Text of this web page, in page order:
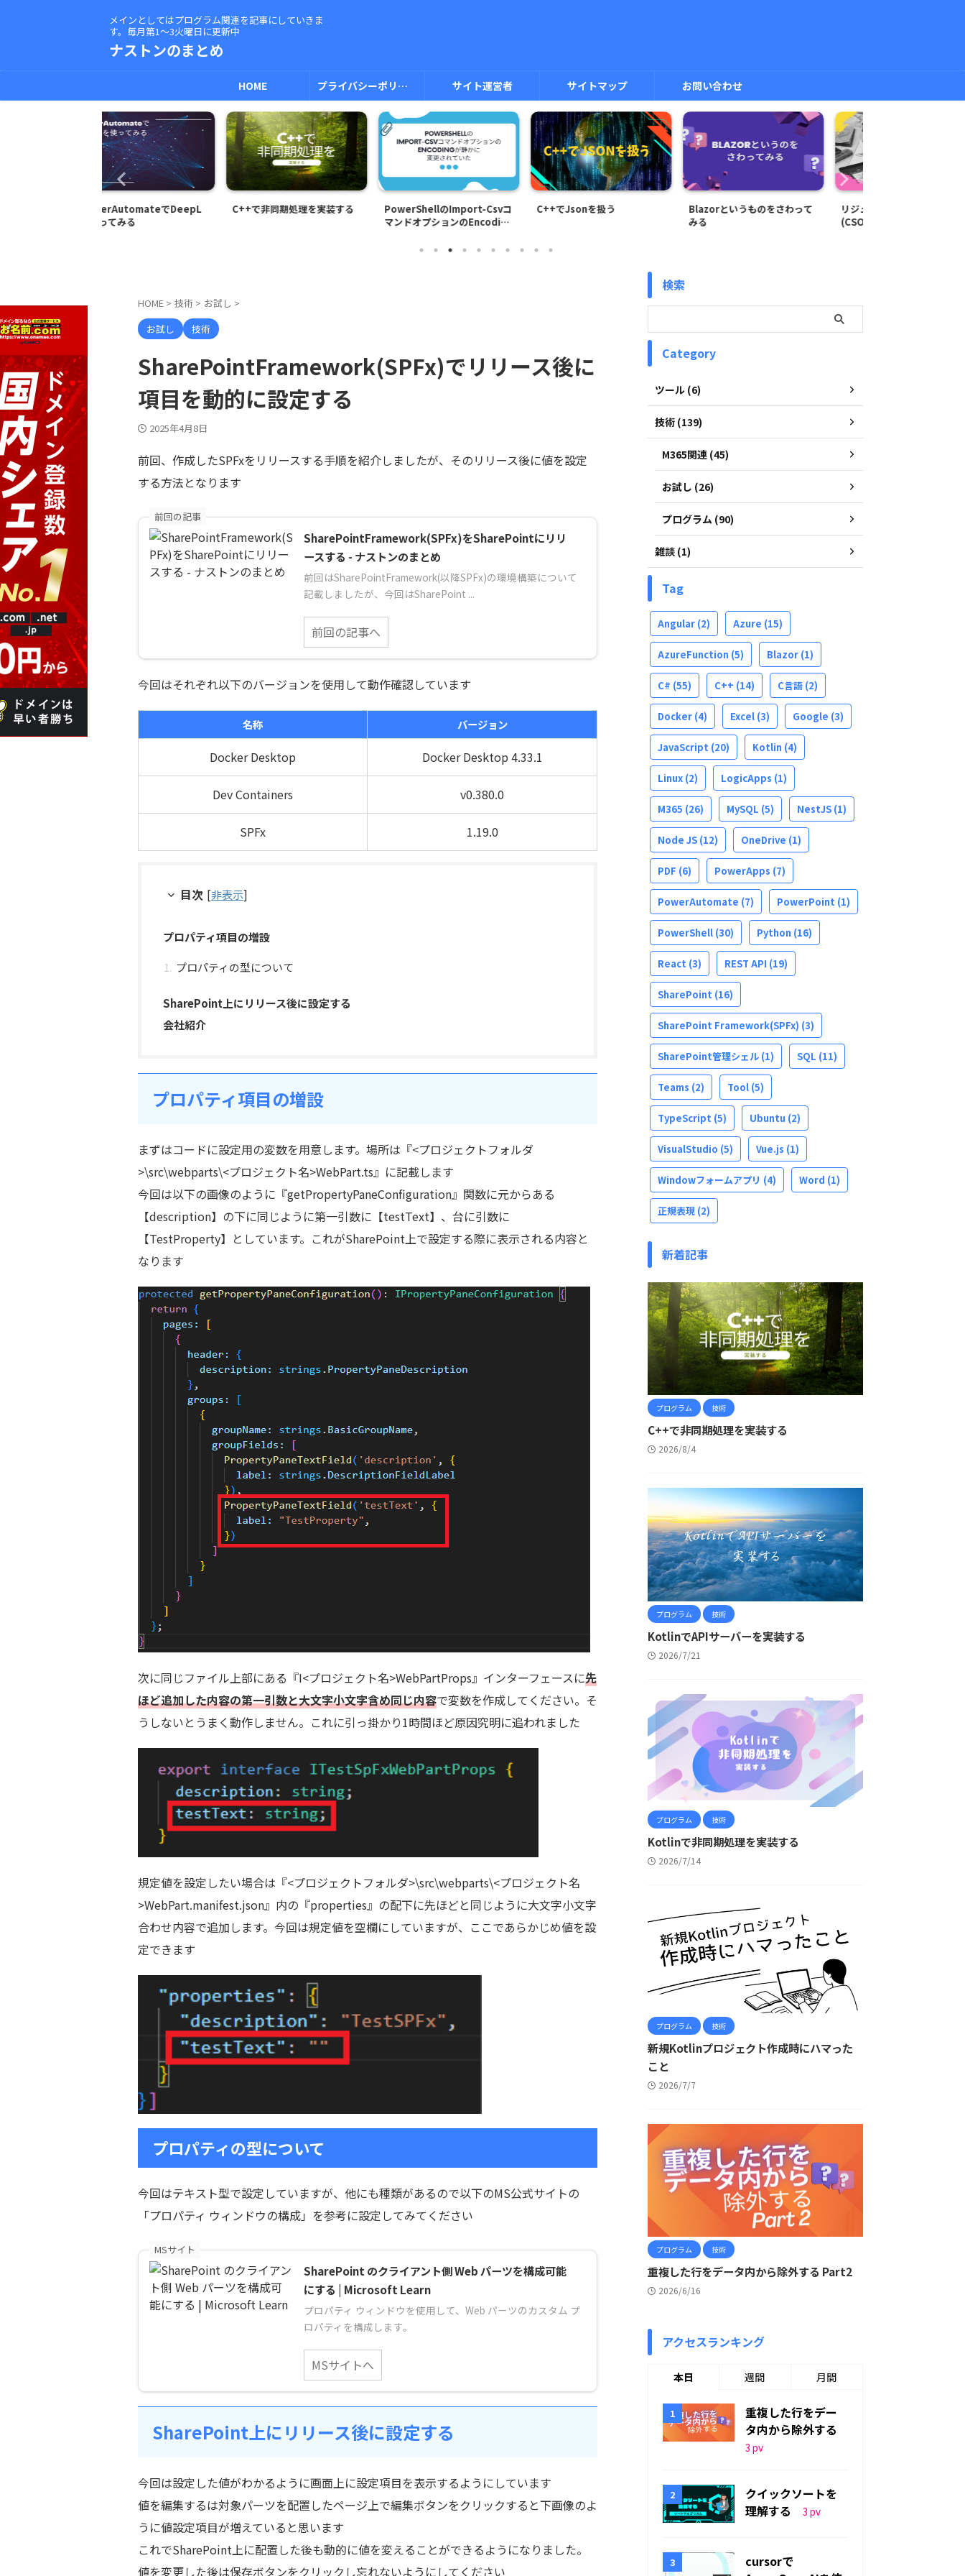
メインとしてはプログラム関連を記事にしていきま
す。毎月第1～3火曜日に更新中
ナストンのまとめ
HOME プライバシーポリシー サイト運営者 サイトマップ お問い合わせ
C++で非同期処理を実装する
PowerShellのImport-Csvコ
マンドオプションのEncoding
C++でJsonを扱う
Blazorというものをさわって
リジューム機能を付けよう
HOME > 技術 > お試し >
お試し
技術
SharePointFramework(SPFx)でリリース後に
項目を動的に設定する
2025年4月8日
前回、作成したSPFxをリリースする手順を紹介しましたが、そのリリース後に値を設定
する方法となります
前回の記事
SharePointFramework(SPFx)をSharePointにリリ
ースする - ナストンのまとめ
前回はSharePointFramework(以降SPFx)の環境構築について
記載しましたが、今回はSharePoint ...
前回の記事へ
今回はそれぞれ以下のバージョンを使用して動作確認しています
名称 バージョン
Docker Desktop Docker Desktop 4.33.1
Dev Containers v0.380.0
SPFx 1.19.0
目次 [非表示]
プロパティ項目の増設
プロパティの型について
SharePoint上にリリース後に設定する
会社紹介
プロパティ項目の増設
まずはコードに設定用の変数を用意します。場所は『<プロジェクトフォルダ
>\src\webparts\<プロジェクト名>WebPart.ts』に記載します
今回は以下の画像のように『getPropertyPaneConfiguration』関数に元からある
【description】の下に同じように第一引数に【testText】、台に引数に
【TestProperty】としています。これがSharePoint上で設定する際に表示される内容と
なります
次に同じファイル上部にある『I<プロジェクト名>WebPartProps』インターフェースに先
ほど追加した内容の第一引数と大文字小文字含め同じ内容で変数を作成してください。そ
うしないとうまく動作しません。これに引っ掛かり1時間ほど原因究明に追われました
規定値を設定したい場合は『<プロジェクトフォルダ>\src\webparts\<プロジェクト名
>WebPart.manifest.json』内の『properties』の配下に先ほどと同じように大文字小文字
合わせ内容で追加します。今回は規定値を空欄にしていますが、ここであらかじめ値を設
定できます
プロパティの型について
今回はテキスト型で設定していますが、他にも種類があるので以下のMS公式サイトの
「プロパティ ウィンドウの構成」を参考に設定してみてください
MSサイト
SharePoint のクライアント側 Web パーツを構成可能
にする | Microsoft Learn
プロパティ ウィンドウを使用して、Web パーツのカスタム プ
ロパティを構成します。
MSサイトへ
SharePoint上にリリース後に設定する
今回は設定した値がわかるように画面上に設定項目を表示するようにしています
値を編集するは対象パーツを配置したページ上で編集ボタンをクリックすると下画像のよ
うに値設定項目が増えていると思います
これでSharePoint上に配置した後も動的に値を変えることができるようになりました。
値を変更した後は保存ボタンをクリックし忘れないようにしてください
検索
Category
ツール (6)
技術 (139)
M365関連 (45)
お試し (26)
プログラム (90)
雑談 (1)
Tag
Angular (2) Azure (15)
AzureFunction (5) Blazor (1)
C# (55) C++ (14) C言語 (2)
Docker (4) Excel (3) Google (3)
JavaScript (20) Kotlin (4)
Linux (2) LogicApps (1)
M365 (26) MySQL (5) NestJS (1)
Node JS (12) OneDrive (1)
PDF (6) PowerApps (7)
PowerAutomate (7) PowerPoint (1)
PowerShell (30) Python (16)
React (3) REST API (19)
SharePoint (16)
SharePoint Framework(SPFx) (3)
SharePoint管理シェル (1) SQL (11)
Teams (2) Tool (5)
TypeScript (5) Ubuntu (2)
VisualStudio (5) Vue.js (1)
Windowフォームアプリ (4) Word (1)
正規表現 (2)
新着記事
プログラム 技術
C++で非同期処理を実装する
2026/8/4
プログラム 技術
KotlinでAPIサーバーを実装する
2026/7/21
プログラム 技術
Kotlinで非同期処理を実装する
2026/7/14
プログラム 技術
新規Kotlinプロジェクト作成時にハマった
こと
2026/7/7
プログラム 技術
重複した行をデータ内から除外する Part2
2026/6/16
アクセスランキング
本日 週間 月間
重複した行をデー
タ内から除外する
3 pv
クイックソートを
理解する
3 pv
cursorで